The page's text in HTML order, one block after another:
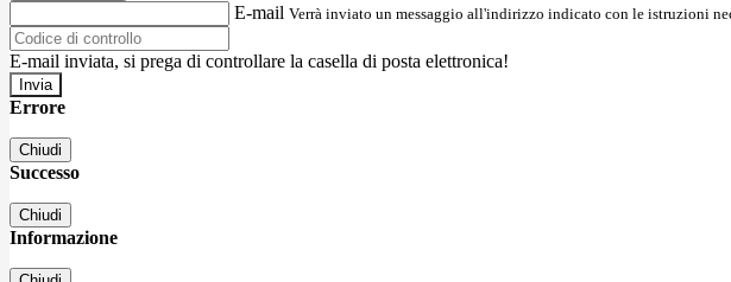
E-mail Verrà inviato un messaggio all'indirizzo indicato con le istruzioni
E-mail inviata, si prega di controllare la casella di posta elettronica!
Errore
Chiudi
Successo
Chiudi
Informazione